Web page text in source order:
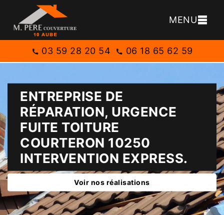
MENU
03 59 28 20 54 06 18 65 62 59
ENTREPRISE DE
RÉPARATION, URGENCE
FUITE TOITURE
COURTERON 10250
INTERVENTION EXPRESS.
Voir nos réalisations